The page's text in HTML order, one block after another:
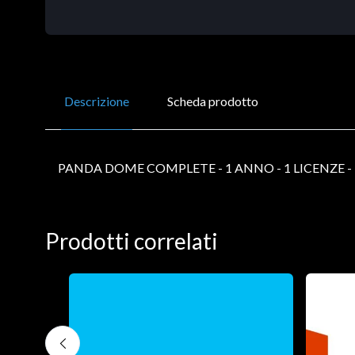
Descrizione Scheda prodotto
PANDA DOME COMPLETE - 1 ANNO - 1 LICENZE -
Prodotti correlati